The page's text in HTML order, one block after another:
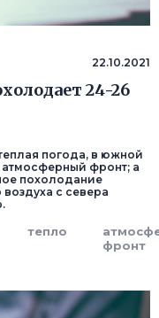
22.10.2021
24-26
погода, в южной
атмосферный фронт; а
похолодание
с севера
тепло
фронт